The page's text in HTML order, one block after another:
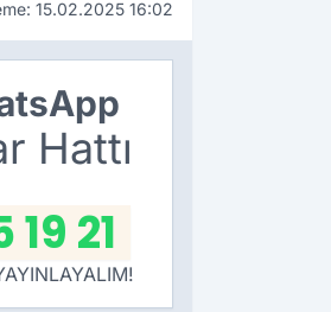
15.02.2025 16:02
Hattı
21